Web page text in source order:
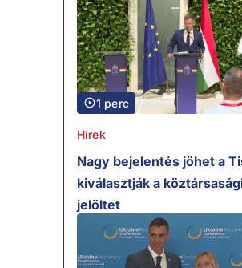
1 perc
Hírek
Nagy bejelentés jöhet a
kiválasztják a
jelöltet